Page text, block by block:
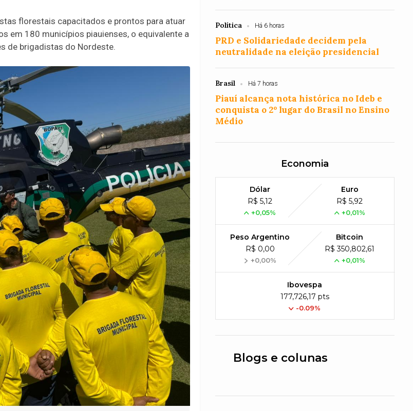
florestais capacitados e prontos para atuar
em 180 municípios piauienses, o equivalente a
de brigadistas do Nordeste.
Política Há 6 horas
PRD e Solidariedade decidem pela
neutralidade na eleição presidencial
Brasil Há 7 horas
Piauí alcança nota histórica no Ideb e
conquista o 2º lugar do Brasil no Ensino
Médio
Economia
Dólar
R$ 5,12
+0,05%
Euro
R$ 5,92
+0,01%
Peso Argentino
R$ 0,00
+0,00%
Bitcoin
R$ 350,802,61
+0,01%
Ibovespa
177,726,17 pts
-0.09%
Blogs e colunas